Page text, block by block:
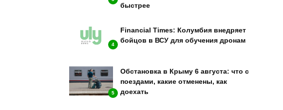
быстрее
4
Financial Times: Колумбия внедряет
бойцов в ВСУ для обучения дронам
5
Обстановка в Крыму 6 августа: что с
поездами, какие отменены, как
доехать